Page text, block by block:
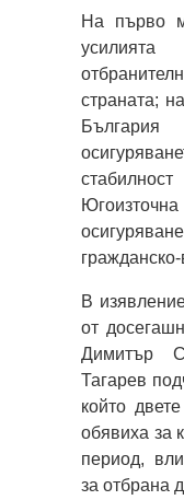
На първо
страната;
В
от
Димитър
Тагарев
който
обявиха за
период,
за отбрана